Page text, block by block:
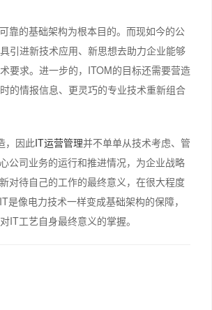
靠的基础架构为根本目的。而现如今的公
引进新技术应用、新思想去助力企业能够
要求。进一步的，ITOM的目标还需要营造
的情报信息、更灵巧的专业技术重新组合
，因此IT运营管理并不单单从技术考虑、管
公司业务的运行和推进情况，为企业战略
对待自己的工作的最终意义，在很大程度
像电力技术一样变成基础架构的保障，
IT工艺自身最终意义的掌握。